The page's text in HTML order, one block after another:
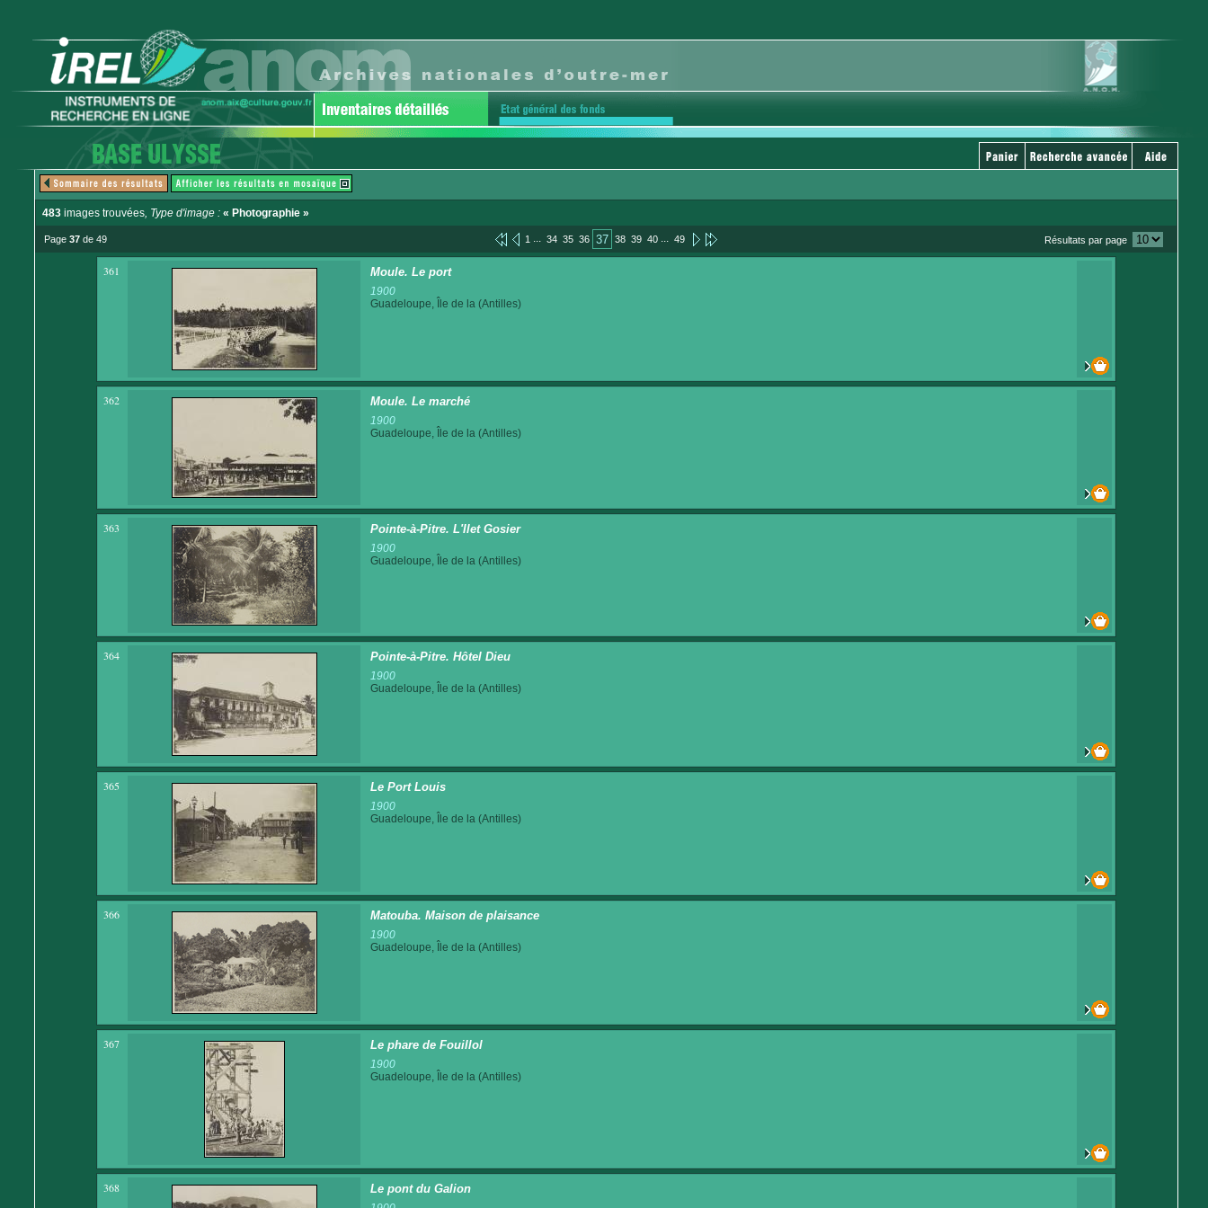
483 images trouvées, Type d'image : « Photographie »
Page 37 de 49 1 ... 34 35 36 37 38 39 40 ... 49 Résultats par page
361 Moule. Le port
1900
Guadeloupe, Île de la (Antilles)
362 Moule. Le marché
1900
Guadeloupe, Île de la (Antilles)
363 Pointe-à-Pitre. L'Ilet Gosier
1900
Guadeloupe, Île de la (Antilles)
364 Pointe-à-Pitre. Hôtel Dieu
1900
Guadeloupe, Île de la (Antilles)
365 Le Port Louis
1900
Guadeloupe, Île de la (Antilles)
366 Matouba. Maison de plaisance
1900
Guadeloupe, Île de la (Antilles)
367 Le phare de Fouillol
1900
Guadeloupe, Île de la (Antilles)
368 Le pont du Galion